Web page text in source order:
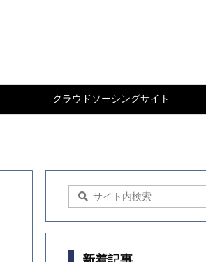
クラウドソーシングサイト